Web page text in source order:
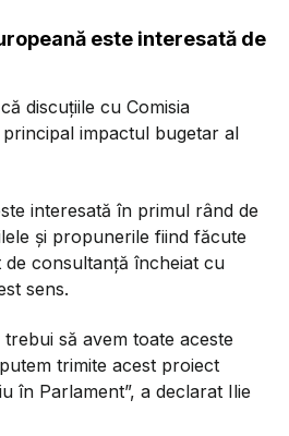
este interesată de
discuțiile cu Comisia
impactul bugetar al
interesată în primul rând de
și propunerile fiind făcute
consultanță încheiat cu
sens.
să avem toate aceste
trimite acest proiect
în Parlament”, a declarat Ilie